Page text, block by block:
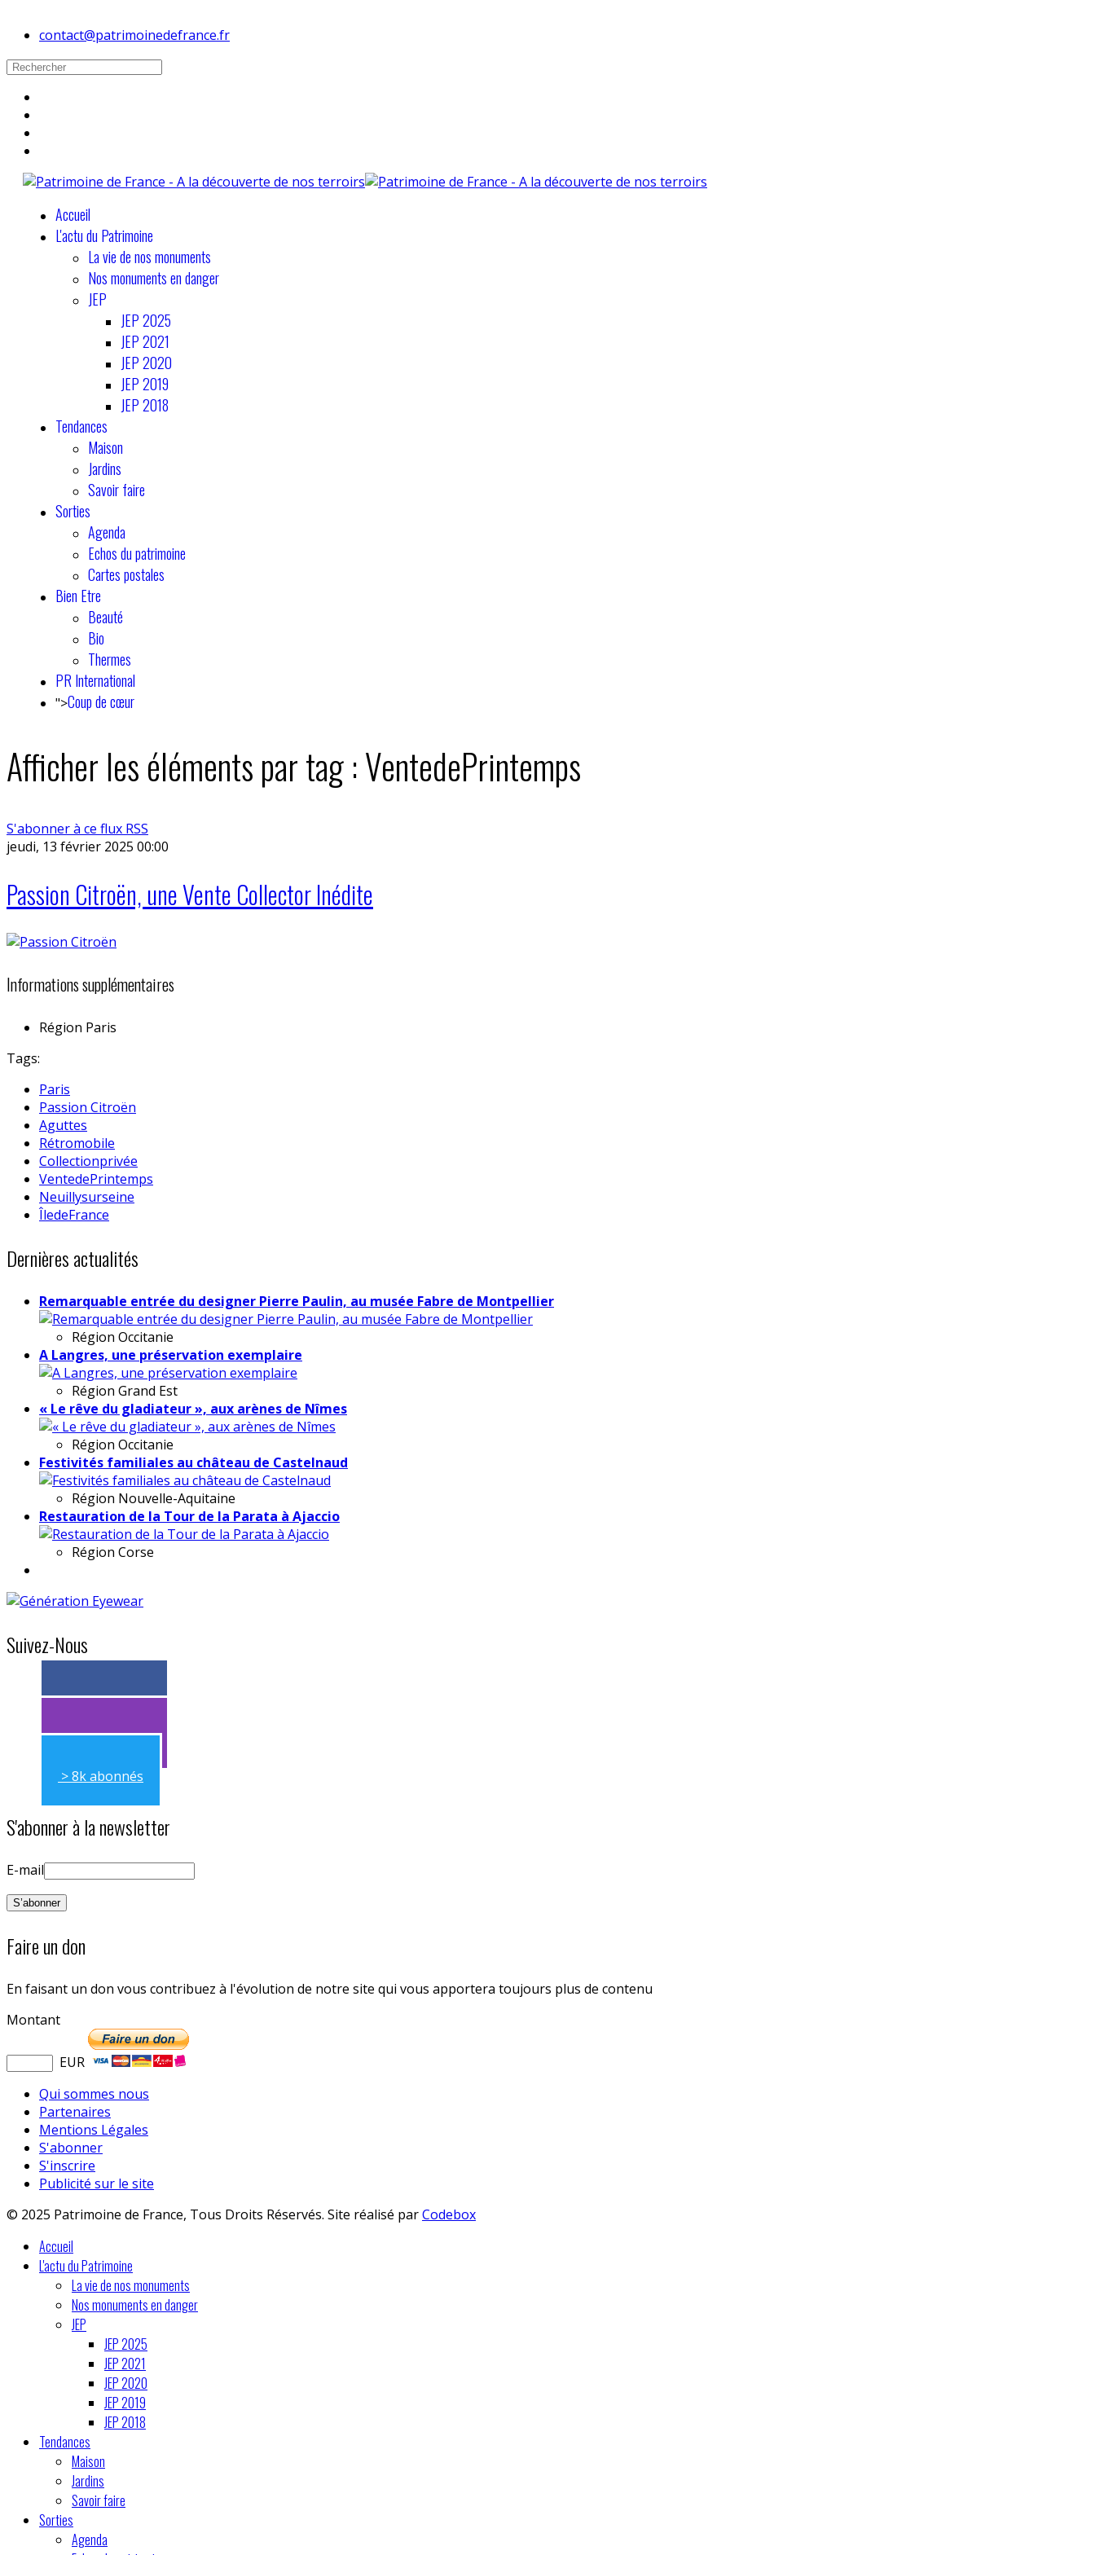
contact@patrimoinedefrance.fr
Accueil
L'actu du Patrimoine
La vie de nos monuments
Nos monuments en danger
JEP
JEP 2025
JEP 2021
JEP 2020
JEP 2019
JEP 2018
Tendances
Maison
Jardins
Savoir faire
Sorties
Agenda
Echos du patrimoine
Cartes postales
Bien Etre
Beauté
Bio
Thermes
PR International
">Coup de cœur
Afficher les éléments par tag : VentedePrintemps
S'abonner à ce flux RSS
jeudi, 13 février 2025 00:00
Passion Citroën, une Vente Collector Inédite
Informations supplémentaires
Région Paris
Tags:
Paris
Passion Citroën
Aguttes
Rétromobile
Collectionprivée
VentedePrintemps
Neuillysurseine
ÎledeFrance
Dernières actualités
Remarquable entrée du designer Pierre Paulin, au musée Fabre de Montpellier
Région Occitanie
A Langres, une préservation exemplaire
Région Grand Est
« Le rêve du gladiateur », aux arènes de Nîmes
Région Occitanie
Festivités familiales au château de Castelnaud
Région Nouvelle-Aquitaine
Restauration de la Tour de la Parata à Ajaccio
Région Corse
Suivez-Nous
> 11k abonnés
> 11k abonnés
> 8k abonnés
S'abonner à la newsletter
E-mail
Faire un don
En faisant un don vous contribuez à l'évolution de notre site qui vous apportera toujours plus de contenu
Montant
EUR
Qui sommes nous
Partenaires
Mentions Légales
S'abonner
S'inscrire
Publicité sur le site
© 2025 Patrimoine de France, Tous Droits Réservés. Site réalisé parCodebox
Accueil
L'actu du Patrimoine
La vie de nos monuments
Nos monuments en danger
JEP
JEP 2025
JEP 2021
JEP 2020
JEP 2019
JEP 2018
Tendances
Maison
Jardins
Savoir faire
Sorties
Agenda